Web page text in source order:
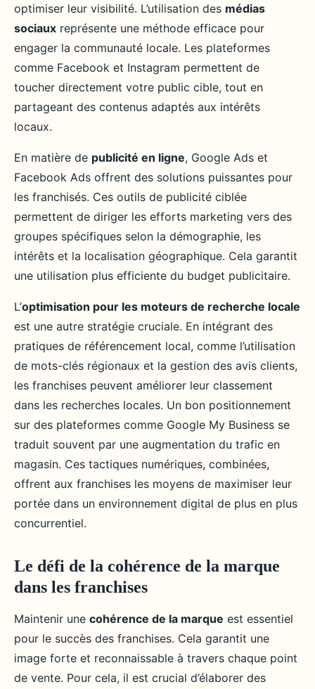
optimiser leur visibilité. L’utilisation des médias
sociaux représente une méthode efficace pour
engager la communauté locale. Les plateformes
comme Facebook et Instagram permettent de
toucher directement votre public cible, tout en
partageant des contenus adaptés aux intérêts
locaux.
En matière de publicité en ligne, Google Ads et
Facebook Ads offrent des solutions puissantes pour
les franchisés. Ces outils de publicité ciblée
permettent de diriger les efforts marketing vers des
groupes spécifiques selon la démographie, les
intérêts et la localisation géographique. Cela garantit
une utilisation plus efficiente du budget publicitaire.
L’optimisation pour les moteurs de recherche locale
est une autre stratégie cruciale. En intégrant des
pratiques de référencement local, comme l’utilisation
de mots-clés régionaux et la gestion des avis clients,
les franchises peuvent améliorer leur classement
dans les recherches locales. Un bon positionnement
sur des plateformes comme Google My Business se
traduit souvent par une augmentation du trafic en
magasin. Ces tactiques numériques, combinées,
offrent aux franchises les moyens de maximiser leur
portée dans un environnement digital de plus en plus
concurrentiel.
Le défi de la cohérence de la marque
dans les franchises
Maintenir une cohérence de la marque est essentiel
pour le succès des franchises. Cela garantit une
image forte et reconnaissable à travers chaque point
de vente. Pour cela, il est crucial d’élaborer des